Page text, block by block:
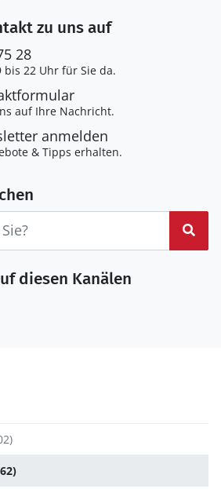
zu uns auf
28
bis 22 Uhr für Sie da.
auf Ihre Nachricht.
anmelden
& Tipps erhalten.
diesen Kanälen